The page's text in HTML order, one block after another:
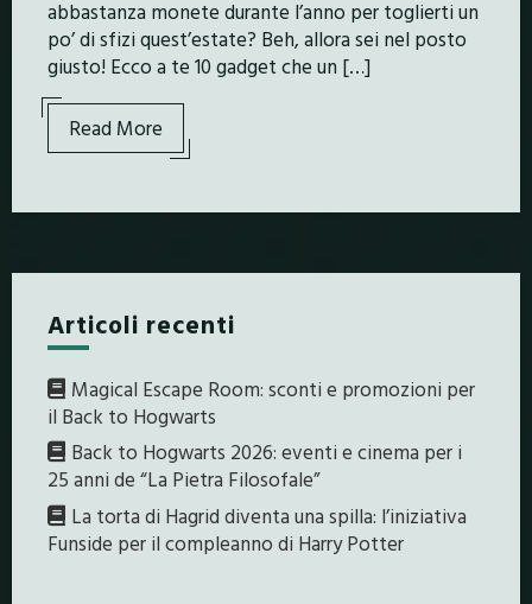
abbastanza monete durante l’anno per toglierti un
po’ di sfizi quest’estate? Beh, allora sei nel posto
giusto! Ecco a te 10 gadget che un […]
Read More
Articoli recenti
Magical Escape Room: sconti e promozioni per
il Back to Hogwarts
Back to Hogwarts 2026: eventi e cinema per i
25 anni de “La Pietra Filosofale”
La torta di Hagrid diventa una spilla: l’iniziativa
Funside per il compleanno di Harry Potter